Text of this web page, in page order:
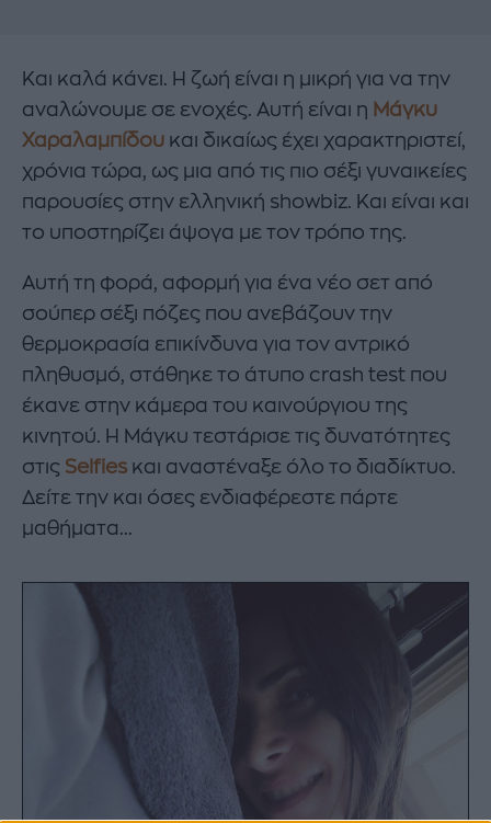
Και καλά κάνει. Η ζωή είναι η μικρή για να την
αναλώνουμε σε ενοχές. Αυτή είναι η Μάγκυ
Χαραλαμπίδου και δικαίως έχει χαρακτηριστεί,
χρόνια τώρα, ως μια από τις πιο σέξι γυναικείες
παρουσίες στην ελληνική showbiz. Και είναι και
το υποστηρίζει άψογα με τον τρόπο της.
Αυτή τη φορά, αφορμή για ένα νέο σετ από
σούπερ σέξι πόζες που ανεβάζουν την
θερμοκρασία επικίνδυνα για τον αντρικό
πληθυσμό, στάθηκε το άτυπο crash test που
έκανε στην κάμερα του καινούργιου της
κινητού. Η Μάγκυ τεστάρισε τις δυνατότητες
στις Selfies και αναστέναξε όλο το διαδίκτυο.
Δείτε την και όσες ενδιαφέρεστε πάρτε
μαθήματα...